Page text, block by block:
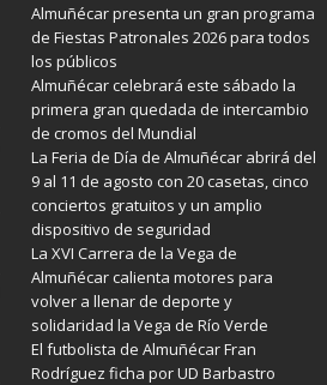
Almuñécar presenta un gran programa
de Fiestas Patronales 2026 para todos
los públicos
Almuñécar celebrará este sábado la
primera gran quedada de intercambio
de cromos del Mundial
La Feria de Día de Almuñécar abrirá del
9 al 11 de agosto con 20 casetas, cinco
conciertos gratuitos y un amplio
dispositivo de seguridad
La XVI Carrera de la Vega de
Almuñécar calienta motores para
volver a llenar de deporte y
solidaridad la Vega de Río Verde
El futbolista de Almuñécar Fran
Rodríguez ficha por UD Barbastro